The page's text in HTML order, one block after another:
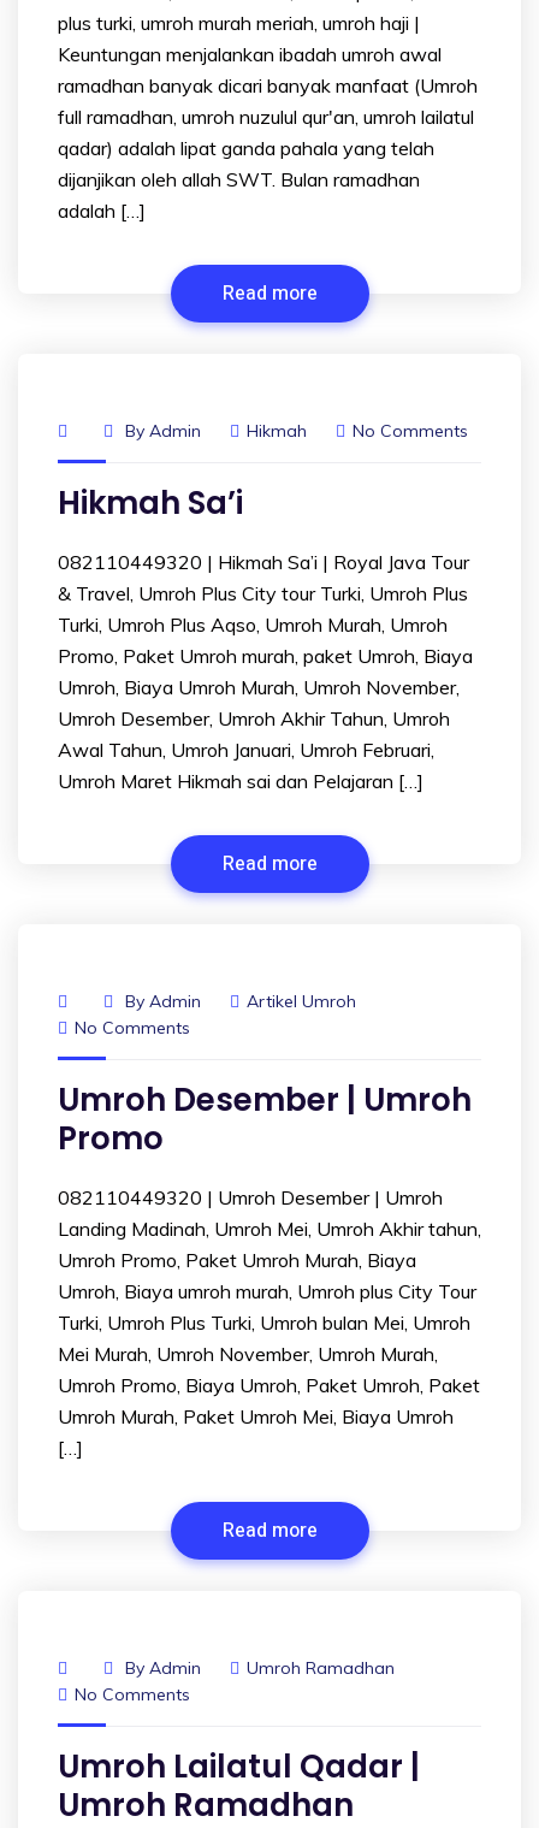
plus turki, umroh murah meriah, umroh haji |
Keuntungan menjalankan ibadah umroh awal
ramadhan banyak dicari banyak manfaat (Umroh
full ramadhan, umroh nuzulul qur'an, umroh lailatul
qadar) adalah lipat ganda pahala yang telah
dijanjikan oleh allah SWT. Bulan ramadhan
adalah […]
Read more
By Admin Hikmah No Comments
Hikmah Sa’i
082110449320 | Hikmah Sa’i | Royal Java Tour
& Travel, Umroh Plus City tour Turki, Umroh Plus
Turki, Umroh Plus Aqso, Umroh Murah, Umroh
Promo, Paket Umroh murah, paket Umroh, Biaya
Umroh, Biaya Umroh Murah, Umroh November,
Umroh Desember, Umroh Akhir Tahun, Umroh
Awal Tahun, Umroh Januari, Umroh Februari,
Umroh Maret Hikmah sai dan Pelajaran […]
Read more
By Admin
Artikel Umroh
No Comments
Umroh Desember | Umroh
Promo
082110449320 | Umroh Desember | Umroh
Landing Madinah, Umroh Mei, Umroh Akhir tahun,
Umroh Promo, Paket Umroh Murah, Biaya
Umroh, Biaya umroh murah, Umroh plus City Tour
Turki, Umroh Plus Turki, Umroh bulan Mei, Umroh
Mei Murah, Umroh November, Umroh Murah,
Umroh Promo, Biaya Umroh, Paket Umroh, Paket
Umroh Murah, Paket Umroh Mei, Biaya Umroh
[…]
Read more
By Admin
Umroh Ramadhan
No Comments
Umroh Lailatul Qadar |
Umroh Ramadhan